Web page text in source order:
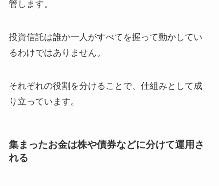
管します。
投資信託は誰か一人がすべてを握って動かしてい
るわけではありません。
それぞれの役割を分けることで、仕組みとして成
り立っています。
集まったお金は株や債券などに分けて運用さ
れる